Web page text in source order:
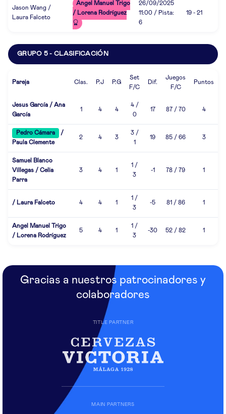
Jason Wang /
Laura Falceto
Angel Manuel Trigo
/ Lorena Rodríguez
26/09/2025
11:00 / Pista:
6
19 - 21
GRUPO 5 - CLASIFICACIÓN
Pareja Clas. P.J P.G
Set
F/C
Dif.
Juegos
F/C
Puntos
Jesus García / Ana
García
1 4 4
4 /
0
17 87 / 70 4
Pedro Cámara
/
Paula Clemente
2 4 3
3 /
1
19 85 / 66 3
Samuel Blanco
Villegas / Celia
Parra
3 4 1
1 /
3
-1 78 / 79 1
/ Laura Falceto 4 4 1
1 /
3
-5 81 / 86 1
Angel Manuel Trigo
/ Lorena Rodríguez
5 4 1
1 /
3
-30 52 / 82 1
Gracias a nuestros patrocinadores y
colaboradores
TITLE PARTNER
MAIN PARTNERS